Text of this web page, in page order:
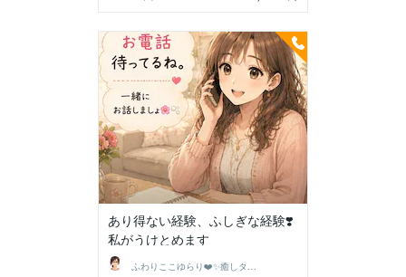
あり得ない経験、ふしぎな経験❣️
私がうけとめます
ふわりここゆらり❤️✨癒しタイム相談室